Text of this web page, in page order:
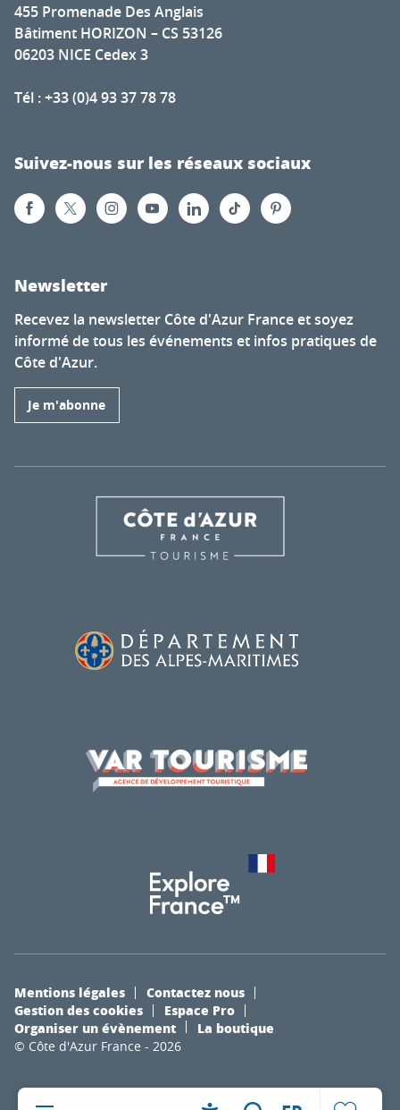
455 Promenade Des Anglais
Bâtiment HORIZON – CS 53126
06203 NICE Cedex 3
Tél : +33 (0)4 93 37 78 78
Suivez-nous sur les réseaux sociaux
Newsletter
Recevez la newsletter Côte d'Azur France et soyez
informé de tous les événements et infos pratiques de
Côte d'Azur.
Je m'abonne
© Côte d'Azur France - 2026
Mentions légales
Contactez nous
Gestion des cookies
Espace Pro
Organiser un évènement
La boutique